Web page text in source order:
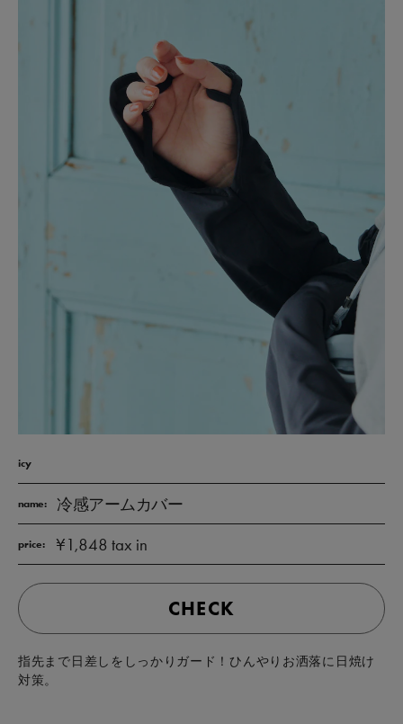
icy
name: 冷感アームカバー
price: ¥1,848 tax in
CHECK
指先まで日差しをしっかりガード！ひんやりお洒落に日焼け
対策。